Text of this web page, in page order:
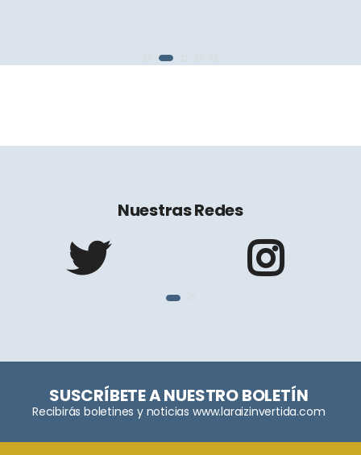
Nuestras Redes
SUSCRÍBETE A NUESTRO BOLETÍN
Recibirás boletines y noticias www.laraizinvertida.com